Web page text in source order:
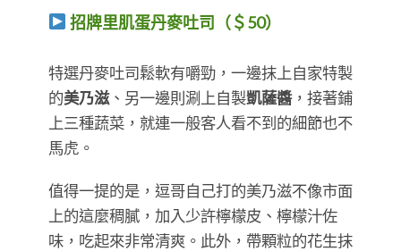
招牌里肌蛋丹麥吐司（＄50）
特選丹麥吐司鬆軟有嚼勁，一邊抹上自家特製
的美乃滋、另一邊則涮上自製凱薩醬，接著鋪
上三種蔬菜，就連一般客人看不到的細節也不
馬虎。
值得一提的是，逗哥自己打的美乃滋不像市面
上的這麼稠膩，加入少許檸檬皮、檸檬汁佐
味，吃起來非常清爽。此外，帶顆粒的花生抹